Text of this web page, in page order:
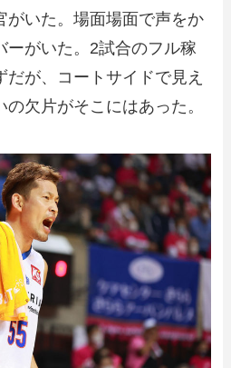
がいた。場面場面で声をか
ーがいた。2試合のフル稼
が、コートサイドで見え
欠片がそこにはあった。